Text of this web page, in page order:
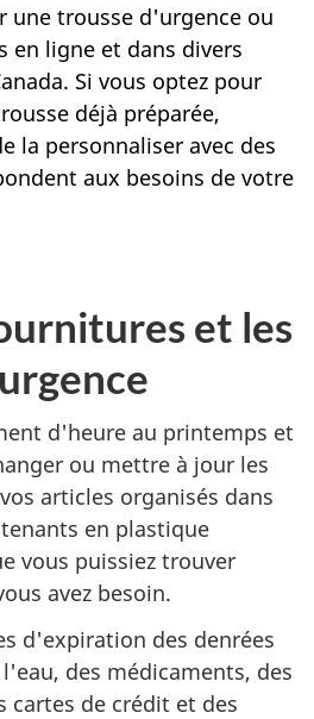
une trousse d'urgence ou
en ligne et dans divers
Si vous optez pour
déjà préparée,
la personnaliser avec des
aux besoins de votre
et les
d'heure au printemps et
ou mettre à jour les
articles organisés dans
en plastique
vous puissiez trouver
avez besoin.
d'expiration des denrées
des médicaments, des
cartes de crédit et des